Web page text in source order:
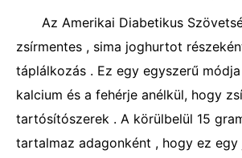
Az Amerikai Diabetikus
zsírmentes , sima joghurtot
táplálkozás . Ez egy egyszerű
kalcium és a fehérje anélkül, hogy
tartósítószerek . A körülbelül 15
tartalmaz adagonként , hogy ez egy